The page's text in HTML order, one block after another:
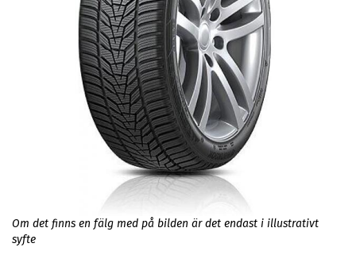
Om det finns en fälg med på bilden är det endast i illustrativt
syfte